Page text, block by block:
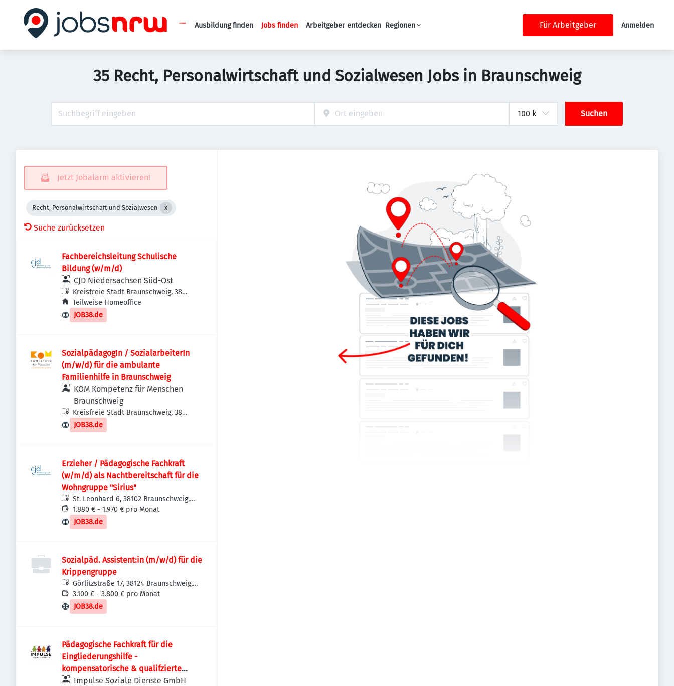
Haupt-Navigation
Ausbildung finden Jobs finden Arbeitgeber entdecken Regionen Für Arbeitgeber Anmelden
35 Recht, Personalwirtschaft und Sozialwesen Jobs in Braunschweig
Suchen
Jetzt Jobalarm aktivieren!
Recht, Personalwirtschaft und Sozialwesen
Suche zurücksetzen
Fachbereichsleitung Schulische
Bildung (w/m/d)
CJD Niedersachsen Süd-Ost
Kreisfreie Stadt Braunschweig, 38
Braunschweig, Deutschland
Teilweise Homeoffice
JOB38.de
SozialpädagogIn / SozialarbeiterIn
(m/w/d) für die ambulante
Familienhilfe in Braunschweig
KOM Kompetenz für Menschen
Braunschweig
Kreisfreie Stadt Braunschweig, 38
Braunschweig, Deutschland
JOB38.de
Erzieher / Pädagogische Fachkraft
(w/m/d) als Nachtbereitschaft für die
Wohngruppe "Sirius"
St. Leonhard 6, 38102 Braunschweig,
Deutschland
1.880 € - 1.970 € pro Monat
JOB38.de
Sozialpäd. Assistent:in (m/w/d) für die
Krippengruppe
Görlitzstraße 17, 38124 Braunschweig,
Deutschland
3.100 € - 3.800 € pro Monat
JOB38.de
Pädagogische Fachkraft für die
Eingliederungshilfe -
kompensatorische & qualifzierte
Asssistenz (m/w/d)
Impulse Soziale Dienste GmbH